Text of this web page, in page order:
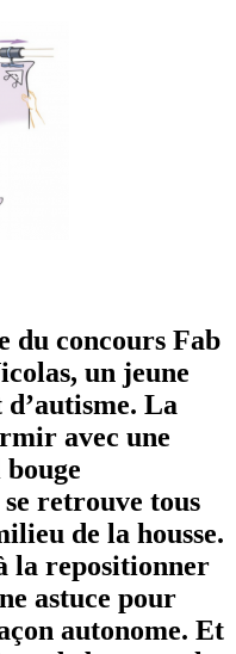
du concours Fab
un jeune
La
avec une
retrouve tous
de la housse.
la repositionner
astuce pour
autonome. Et